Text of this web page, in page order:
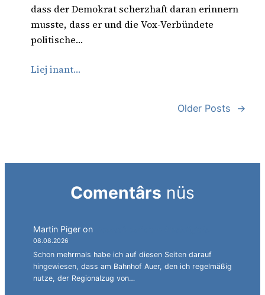
dass der Demokrat scherzhaft daran erinnern
musste, dass er und die Vox-Verbündete
politische…
Liej inant…
Older Posts →
Comentârs nüs
Martin Piger on
08.08.2026
Schon mehrmals habe ich auf diesen Seiten darauf
hingewiesen, dass am Bahnhof Auer, den ich regelmäßig
nutze, der Regionalzug von…